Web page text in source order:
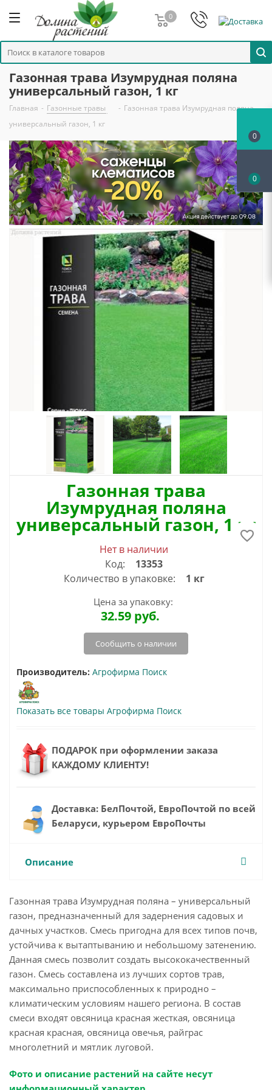
0
Газонная трава Изумрудная поляна
универсальный газон, 1 кг
Главная - Газонные травы - Газонная трава Изумрудная поляна
универсальный газон, 1 кг
Газонная трава
Изумрудная поляна
универсальный газон, 1 кг
Нет в наличии
Код:
13353
Количество в упаковке:
1 кг
Цена за упаковку:
32.59руб.
Сообщить о наличии
Производитель: Агрофирма Поиск
Показать все товары Агрофирма Поиск
ПОДАРОК при оформлении заказа
КАЖДОМУ КЛИЕНТУ!
Доставка: БелПочтой, ЕвроПочтой по всей
Беларуси, курьером ЕвроПочты
Описание
Газонная трава Изумрудная поляна – универсальный
газон, предназначенный для задернения садовых и
дачных участков. Смесь пригодна для всех типов почв,
устойчива к вытаптыванию и небольшому затенению.
Данная смесь позволит создать высококачественный
газон. Смесь составлена из лучших сортов трав,
максимально приспособленных к природно –
климатическим условиям нашего региона. В состав
смеси входят овсяница красная жесткая, овсяница
красная красная, овсяница овечья, райграс
многолетний и мятлик луговой.
Фото и описание растений на сайте несут
0
0